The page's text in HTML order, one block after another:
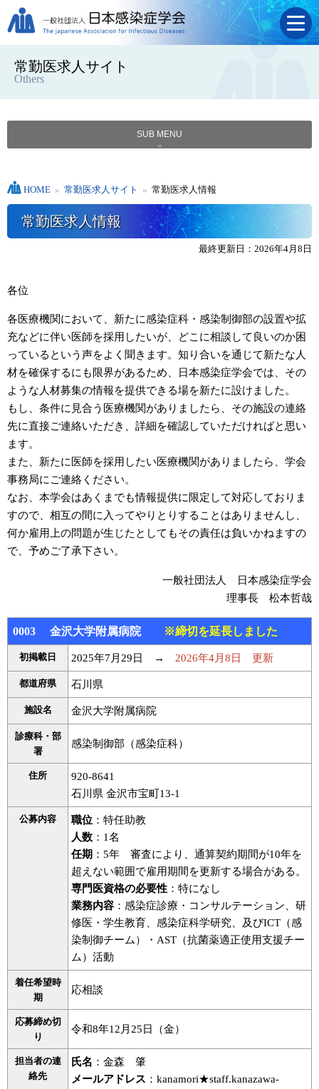
常勤医求人サイト
Others
SUB MENU
HOME » 常勤医求人サイト » 常勤医求人情報
常勤医求人情報
最終更新日：2026年4月8日
各位
各医療機関において、新たに感染症科・感染制御部の設置や拡
充などに伴い医師を採用したいが、どこに相談して良いのか困
っているという声をよく聞きます。知り合いを通じて新たな人
材を確保するにも限界があるため、日本感染症学会では、その
ような人材募集の情報を提供できる場を新たに設けました。
もし、条件に見合う医療機関がありましたら、その施設の連絡
先に直接ご連絡いただき、詳細を確認していただければと思い
ます。
また、新たに医師を採用したい医療機関がありましたら、学会
事務局にご連絡ください。
なお、本学会はあくまでも情報提供に限定して対応しておりま
すので、相互の間に入ってやりとりすることはありませんし、
何か雇用上の問題が生じたとしてもその責任は負いかねますの
で、予めご了承下さい。
一般社団法人 日本感染症学会
理事長 松本哲哉
0003 金沢大学附属病院 ※締切を延長しました
初掲載日 2025年7月29日 → 2026年4月8日 更新
都道府県 石川県
施設名 金沢大学附属病院
診療科・部
署
感染制御部（感染症科）
住所
920-8641
石川県 金沢市宝町13-1
公募内容 職位 ：特任助教
人数 ：1名
任期 ：5年 審査により、通算契約期間が10年を
超えない範囲で雇用期間を更新する場合がある。
専門医資格の必要性 ：特になし
業務内容 ：感染症診療・コンサルテーション、研
修医・学生教育、感染症科学研究、及びICT（感
染制御チーム）・AST（抗菌薬適正使用支援チー
ム）活動
着任希望時
期
応相談
応募締め切
り
令和8年12月25日（金）
担当者の連
絡先
氏名 ：金森 肇
メールアドレス ：kanamori★staff.kanazawa-